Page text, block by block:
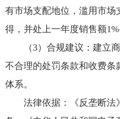
有市场支配地位，滥用市场
得，并处上一年度销售额
（3）合规建议：建立
不合理的处罚条款和收费条
体系。
法律依据：《反垄断法